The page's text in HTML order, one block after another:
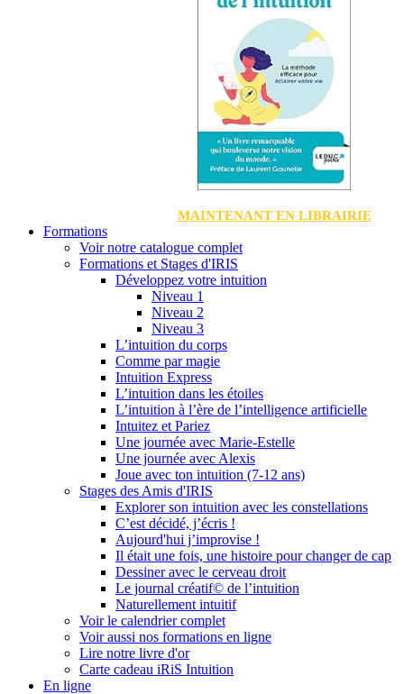
MAINTENANT EN LIBRAIRIE
Formations
Voir notre catalogue complet
Formations et Stages d'IRIS
Développez votre intuition
Niveau 1
Niveau 2
Niveau 3
L’intuition du corps
Comme par magie
Intuition Express
L’intuition dans les étoiles
L’intuition à l’ère de l’intelligence artificielle
Intuitez et Pariez
Une journée avec Marie-Estelle
Une journée avec Alexis
Joue avec ton intuition (7-12 ans)
Stages des Amis d'IRIS
Explorer son intuition avec les constellations
C’est décidé, j’écris !
Aujourd'hui j’improvise !
Il était une fois, une histoire pour changer de cap
Dessiner avec le cerveau droit
Le journal créatif© de l’intuition
Naturellement intuitif
Voir le calendrier complet
Voir aussi nos formations en ligne
Lire notre livre d'or
Carte cadeau iRiS Intuition
En ligne